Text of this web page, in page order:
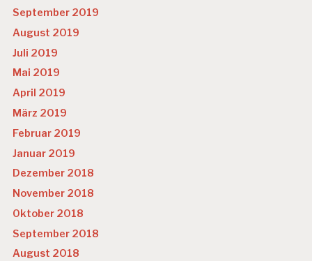
September 2019
August 2019
Juli 2019
Mai 2019
April 2019
März 2019
Februar 2019
Januar 2019
Dezember 2018
November 2018
Oktober 2018
September 2018
August 2018